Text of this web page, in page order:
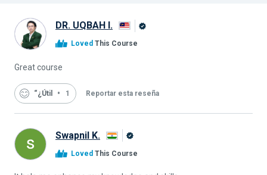
DR. UQBAH I.
Loved This Course
Great course
“¿Útil 1 Reportar esta reseña
Swapnil K.
Loved This Course